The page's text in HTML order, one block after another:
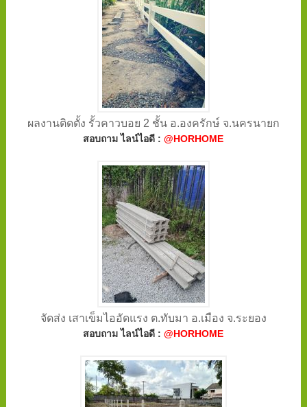
ผลงานติดตั้ง รั้วคาวบอย 2 ชั้น อ.องครักษ์ จ.นครนายก
สอบถาม ไลน์ไอดี :@HORHOME
จัดส่ง เสาเข็มไออัดแรง ต.ทับมา อ.เมือง จ.ระยอง
สอบถาม ไลน์ไอดี :@HORHOME